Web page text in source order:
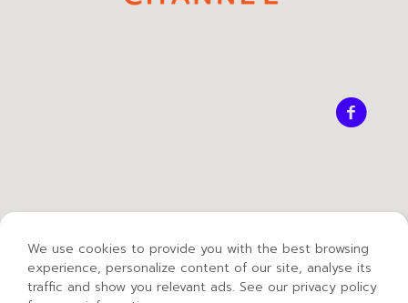
We use cookies to provide you with the best browsing
experience, personalize content of our site, analyse its
traffic and show you relevant ads. See our privacy policy